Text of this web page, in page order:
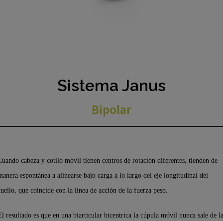
Sistema Janus
Bipolar
cabeza y cotilo móvil tienen centros de rotación diferentes, tienden de
espontánea a alinearse bajo carga a lo largo del eje longitudinal del
que coincide con la línea de acción de la fuerza peso.
resultado es que en una biarticular bicentrica la cúpula móvil nunca sale de la